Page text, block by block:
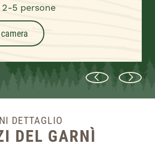
5 persone
DETTAGLIO
DEL GARNÌ